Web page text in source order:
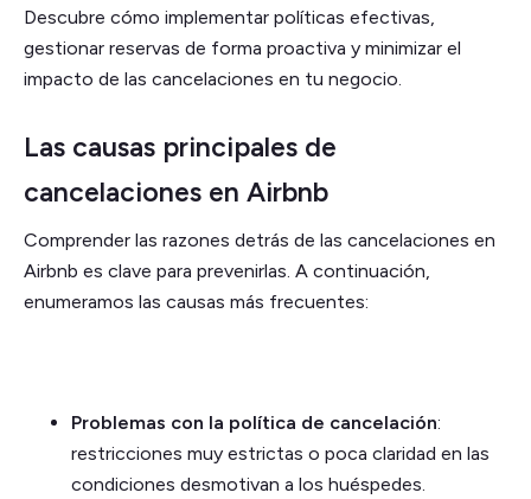
Descubre cómo implementar políticas efectivas,
gestionar reservas de forma proactiva y minimizar el
impacto de las cancelaciones en tu negocio.
Las causas principales de
cancelaciones en Airbnb
Comprender las razones detrás de las cancelaciones en
Airbnb es clave para prevenirlas. A continuación,
enumeramos las causas más frecuentes:
Problemas con la política de cancelación:
restricciones muy estrictas o poca claridad en las
condiciones desmotivan a los huéspedes.